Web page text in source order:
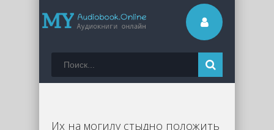
Их на могилу стыдно положить